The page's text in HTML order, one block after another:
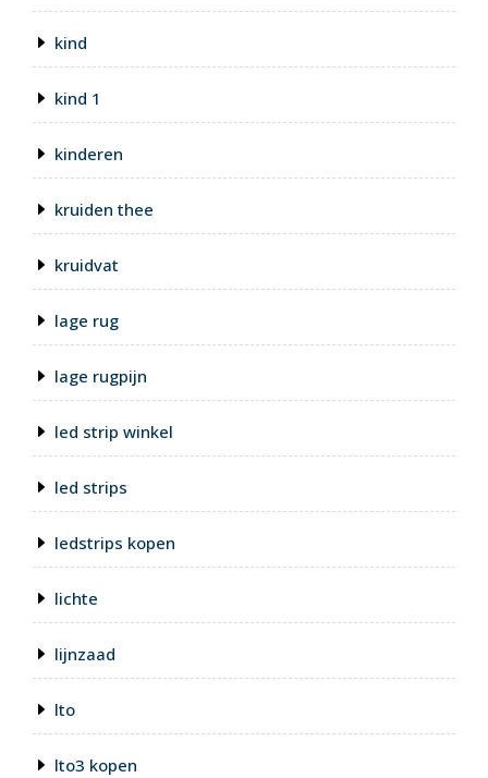
kind
kind 1
kinderen
kruiden thee
kruidvat
lage rug
lage rugpijn
led strip winkel
led strips
ledstrips kopen
lichte
lijnzaad
lto
lto3 kopen